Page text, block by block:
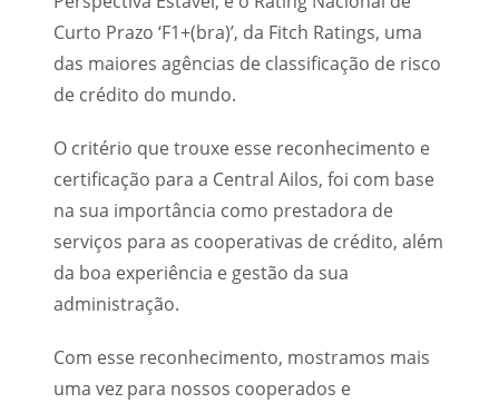
Curto Prazo ‘F1+(bra)’, da Fitch Ratings, uma
das maiores agências de classificação de risco
de crédito do mundo.
O critério que trouxe esse reconhecimento e
certificação para a Central Ailos, foi com base
na sua importância como prestadora de
serviços para as cooperativas de crédito, além
da boa experiência e gestão da sua
administração.
Com esse reconhecimento, mostramos mais
uma vez para nossos cooperados e